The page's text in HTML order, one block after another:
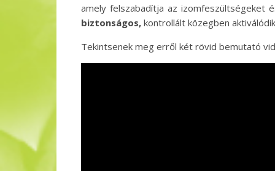
amely felszabadítja az izomfeszültségeket
biztonságos, kontrollált közegben
Tekintsenek meg erről két rövid bemutató